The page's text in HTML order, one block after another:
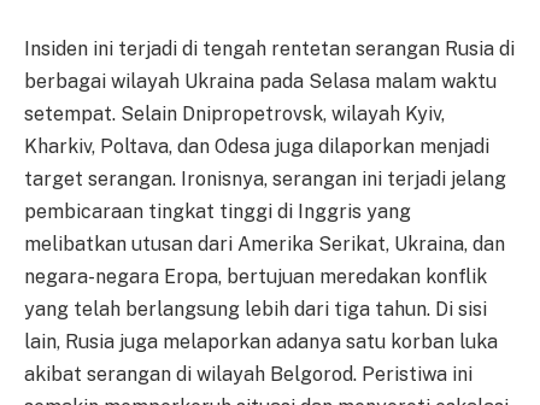
Insiden ini terjadi di tengah rentetan serangan Rusia di
berbagai wilayah Ukraina pada Selasa malam waktu
setempat. Selain Dnipropetrovsk, wilayah Kyiv,
Kharkiv, Poltava, dan Odesa juga dilaporkan menjadi
target serangan. Ironisnya, serangan ini terjadi jelang
pembicaraan tingkat tinggi di Inggris yang
melibatkan utusan dari Amerika Serikat, Ukraina, dan
negara-negara Eropa, bertujuan meredakan konflik
yang telah berlangsung lebih dari tiga tahun. Di sisi
lain, Rusia juga melaporkan adanya satu korban luka
akibat serangan di wilayah Belgorod. Peristiwa ini